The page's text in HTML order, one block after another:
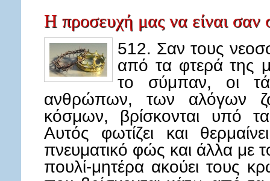
Η προσευχή μας να είναι σαν
512. Σαν τους
από τα φτερά της
το σύμπαν, οι
ανθρώπων, των αλόγων
κόσμων, βρίσκονται υπό
Αυτός φωτίζει και
πνευματικό φώς και άλλα με
πουλί-μητέρα ακούει τους